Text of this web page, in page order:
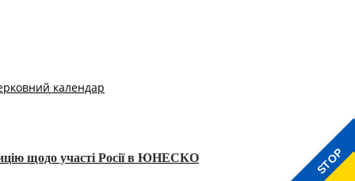
STOP
календар
щодо участі Росії в ЮНЕСКО